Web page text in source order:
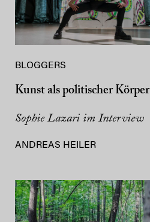
BLOGGERS
Kunst als politischer Körper
Sophie Lazari im Interview
ANDREAS HEILER